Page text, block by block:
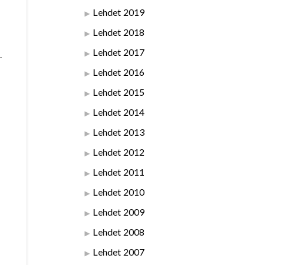
Lehdet 2019
Lehdet 2018
Lehdet 2017
Lehdet 2016
Lehdet 2015
Lehdet 2014
Lehdet 2013
Lehdet 2012
Lehdet 2011
Lehdet 2010
Lehdet 2009
Lehdet 2008
Lehdet 2007